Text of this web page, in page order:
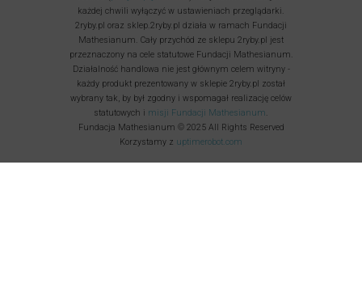
każdej chwili wyłączyć w ustawieniach przeglądarki.
2ryby.pl oraz sklep.2ryby.pl działa w ramach Fundacji
Mathesianum. Cały przychód ze sklepu 2ryby.pl jest
przeznaczony na cele statutowe Fundacji Mathesianum.
Działalność handlowa nie jest głównym celem witryny -
każdy produkt prezentowany w sklepie 2ryby.pl został
wybrany tak, by był zgodny i wspomagał realizację celów
statutowych i misji Fundacji Mathesianum.
Fundacja Mathesianum © 2025 All Rights Reserved
Korzystamy z uptimerobot.com